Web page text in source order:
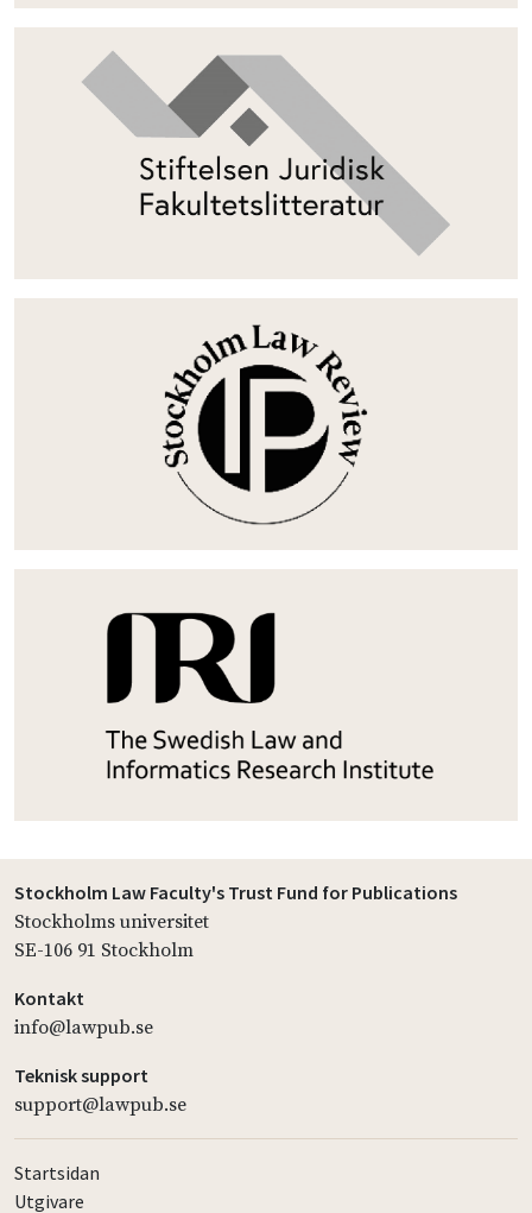
Stockholm Law Faculty's Trust Fund for Publications
Stockholms universitet
SE-106 91 Stockholm
Kontakt
info@lawpub.se
Teknisk support
support@lawpub.se
Startsidan
Utgivare